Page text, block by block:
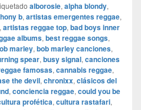
alborosie, alpha blondy,
b, artistas emergentes reggae,
, artistas reggae top, bad boys inner
albums, best reggae songs,
marley, bob marley canciones,
spear, busy signal, canciones
famosas, cannabis reggae,
the devil, chronixx, clásicos del
, conciencia reggae, could you be
profética, cultura rastafari,